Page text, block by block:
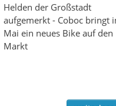
Helden der Großstadt
aufgemerkt - Coboc bringt
Mai ein neues Bike auf den
Markt